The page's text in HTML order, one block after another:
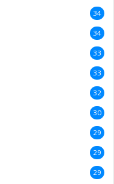
34
34
33
33
32
30
29
29
29